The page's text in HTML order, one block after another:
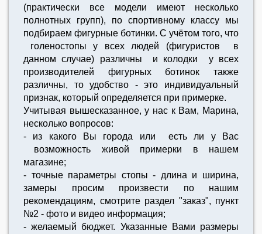
(практически все модели имеют несколько
полнотных групп), по спортивному классу мы
подбираем фигурные ботинки. С учётом того, что
голеностопы у всех людей (фигуристов в
данном случае) различны и колодки у всех
производителей фигурных ботинок также
различны, то удобство - это индивидуальный
признак, который определяется при примерке.
Учитывая вышесказанное, у нас к Вам, Марина,
несколько вопросов:
- из какого Вы города или есть ли у Вас
возможность живой примерки в нашем
магазине;
- точные параметры стопы - длина и ширина,
замеры просим произвести по нашим
рекомендациям, смотрите раздел "заказ", пункт
№2 - фото и видео информация;
- желаемый бюджет. Указанные Вами размеры